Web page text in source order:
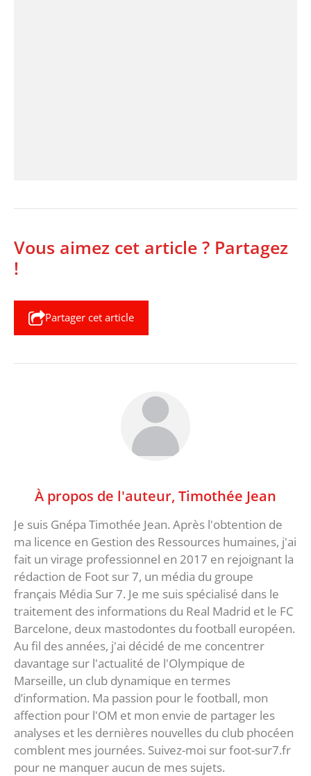
Vous aimez cet article ? Partagez
!
Partager cet article
À propos de l'auteur, Timothée Jean
Je suis Gnépa Timothée Jean. Après l'obtention de
ma licence en Gestion des Ressources humaines, j'ai
fait un virage professionnel en 2017 en rejoignant la
rédaction de Foot sur 7, un média du groupe
français Média Sur 7. Je me suis spécialisé dans le
traitement des informations du Real Madrid et le FC
Barcelone, deux mastodontes du football européen.
Au fil des années, j'ai décidé de me concentrer
davantage sur l'actualité de l'Olympique de
Marseille, un club dynamique en termes
d’information. Ma passion pour le football, mon
affection pour l'OM et mon envie de partager les
analyses et les dernières nouvelles du club phocéen
comblent mes journées. Suivez-moi sur foot-sur7.fr
pour ne manquer aucun de mes sujets.